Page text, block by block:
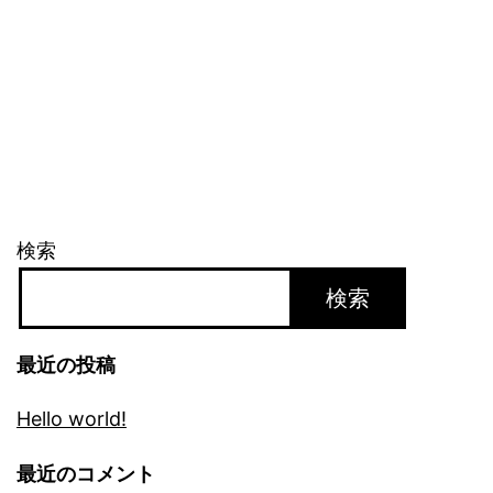
検索
検索
最近の投稿
Hello world!
最近のコメント